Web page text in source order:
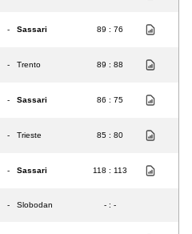
- Sassari 89 : 76
- Trento 89 : 88
- Sassari 86 : 75
- Trieste 85 : 80
- Sassari 118 : 113
- Slobodan - : -